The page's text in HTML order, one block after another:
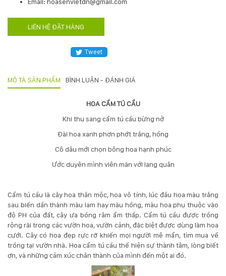
Cẩm
TP.
Đà
Nẵng
Email: hoasenvietdn@gmail.com
LIÊN HỆ ĐẶT HÀNG
Tweet
MÔ TẢ SẢN PHẨM BÌNH LUẬN - ĐÁNH GIÁ
HOA CẨM TÚ CẦU
Khi thu sang cẩm tú cầu bừng nở
Đài hoa xanh phơn phớt trắng, hồng
Cô dâu mới chọn bông hoa hạnh phúc
Ước duyên mình viên mãn với lang quân
Cẩm tú cầu là cây hoa thân mộc, hoa vô tính, lúc đầu hoa màu trắng
sau biến dần thành màu lam hay màu hồng, màu hoa phụ thuộc vào
độ PH của đất, cây ưa bóng râm ẩm thấp. Cẩm tú cầu được trồng
rộng rãi trong các vườn hoa, vườn cảnh, đặc biệt được dùng làm hoa
cưới. Cây có hoa đẹp rực rỡ khiến mọi người mê mẩn, tìm mua về
trồng tại vườn nhà. Hoa cẩm tú cầu thể hiện sự thành tâm, lòng biết
ơn, và những cảm xúc chân thành của mình đến một ai đó.